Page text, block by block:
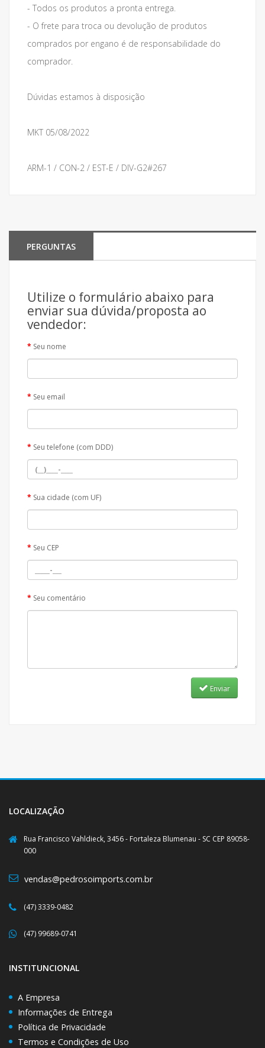
- Todos os produtos a pronta entrega.
- O frete para troca ou devolução de produtos
comprados por engano é de responsabilidade do
comprador.
Dúvidas estamos à disposição
MKT 05/08/2022
ARM-1 / CON-2 / EST-E / DIV-G2#267
PERGUNTAS
Utilize o formulário abaixo para
enviar sua dúvida/proposta ao
vendedor:
Seu nome
Seu email
Seu telefone (com DDD)
Sua cidade (com UF)
Seu CEP
Seu comentário
Enviar
LOCALIZAÇÃO
Rua Francisco Vahldieck, 3456 - Fortaleza Blumenau - SC CEP 89058-
000
vendas@pedrosoimports.com.br
(47) 3339-0482
(47) 99689-0741
INSTITUNCIONAL
A Empresa
Informações de Entrega
Política de Privacidade
Termos e Condições de Uso